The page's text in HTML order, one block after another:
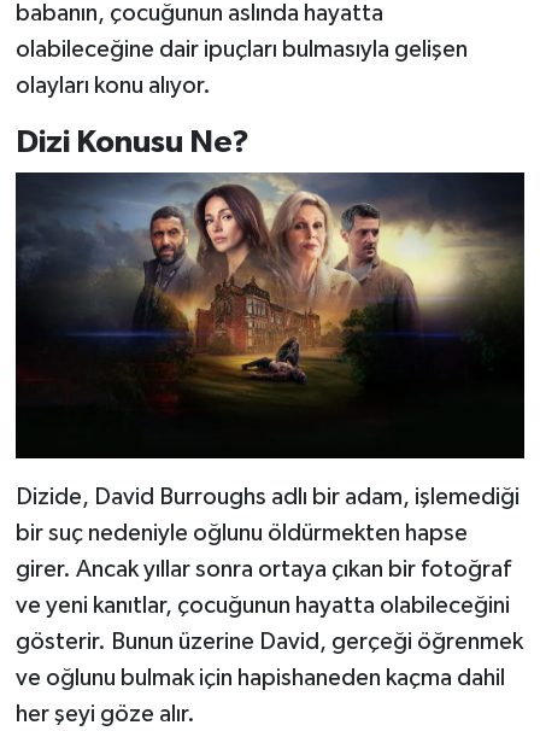
babanın, çocuğunun aslında hayatta
olabileceğine dair ipuçları bulmasıyla gelişen
olayları konu alıyor.
Dizi Konusu Ne?
Dizide, David Burroughs adlı bir adam, işlemediği
bir suç nedeniyle oğlunu öldürmekten hapse
girer. Ancak yıllar sonra ortaya çıkan bir fotoğraf
ve yeni kanıtlar, çocuğunun hayatta olabileceğini
gösterir. Bunun üzerine David, gerçeği öğrenmek
ve oğlunu bulmak için hapishaneden kaçma dahil
her şeyi göze alır.